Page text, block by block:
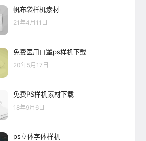
帆布袋样机素材
21年4月11日
免费医用口罩ps样机下载
20年5月17日
免费PS样机素材下载
18年9月6日
ps立体字体样机